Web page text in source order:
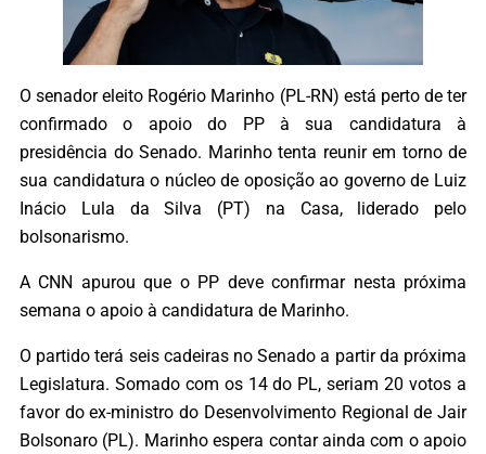
O senador eleito Rogério Marinho (PL-RN) está perto de ter
confirmado o apoio do PP à sua candidatura à
presidência do Senado. Marinho tenta reunir em torno de
sua candidatura o núcleo de oposição ao governo de Luiz
Inácio Lula da Silva (PT) na Casa, liderado pelo
bolsonarismo.
A CNN apurou que o PP deve confirmar nesta próxima
semana o apoio à candidatura de Marinho.
O partido terá seis cadeiras no Senado a partir da próxima
Legislatura. Somado com os 14 do PL, seriam 20 votos a
favor do ex-ministro do Desenvolvimento Regional de Jair
Bolsonaro (PL). Marinho espera contar ainda com o apoio